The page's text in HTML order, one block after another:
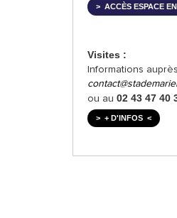
ACCÈS ESPACE
Visites :
Informations
ou au 02 43 47 40
+ D'INFOS